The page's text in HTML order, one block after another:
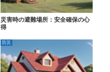
災害時の避難場所：安全確保の心
得
防災